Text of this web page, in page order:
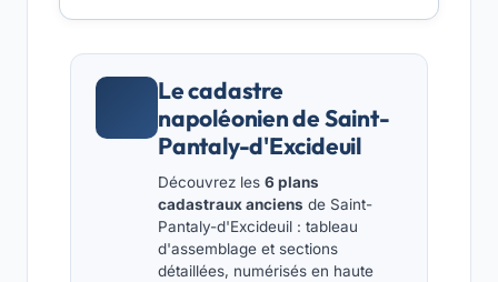
Le cadastre
napoléonien de Saint-
Pantaly-d'Excideuil
Découvrez les 6 plans
cadastraux anciens de Saint-
Pantaly-d'Excideuil : tableau
d'assemblage et sections
détaillées, numérisés en haute